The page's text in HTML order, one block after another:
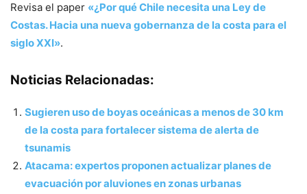
Revisa el paper «¿Por qué Chile necesita una Ley de
Costas. Hacia una nueva gobernanza de la costa para el
siglo XXI».
Noticias Relacionadas:
Sugieren uso de boyas oceánicas a menos de 30 km
de la costa para fortalecer sistema de alerta de
tsunamis
Atacama: expertos proponen actualizar planes de
evacuación por aluviones en zonas urbanas